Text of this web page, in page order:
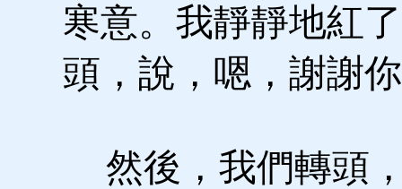
寒意。我靜靜地紅
頭，說，嗯，謝謝
然後，我們轉頭